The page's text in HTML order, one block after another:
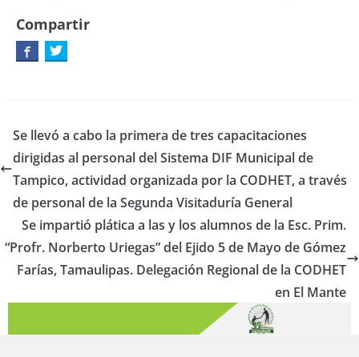
Compartir
Se llevó a cabo la primera de tres capacitaciones
dirigidas al personal del Sistema DIF Municipal de
Tampico, actividad organizada por la CODHET, a través
de personal de la Segunda Visitaduría General
Se impartió plática a las y los alumnos de la Esc. Prim.
“Profr. Norberto Uriegas” del Ejido 5 de Mayo de Gómez
Farías, Tamaulipas. Delegación Regional de la CODHET
en El Mante